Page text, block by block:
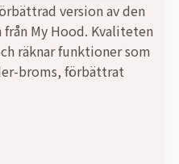
version av den
My Hood. Kvaliteten
räknar funktioner som
broms, förbättrat